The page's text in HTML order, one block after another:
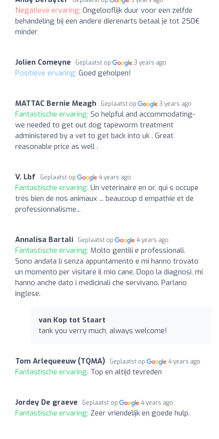
Negatieve ervaring: Ongelooflijk duur voor een zelfde
behandeling bij een andere dierenarts betaal je tot 250€
minder
Jolien Comeyne Geplaatst op 3 years ago
Positieve ervaring: Goed geholpen!
MATTAC Bernie Meagh Geplaatst op 3 years ago
Fantastische ervaring: So helpful and accommodating-
we needed to get out dog tapeworm treatment
administered by a vet to get back into uk . Great
reasonable price as well .
V. Lbf Geplaatst op 4 years ago
Fantastische ervaring: Un vétérinaire en or, qui s occupe
très bien de nos animaux ... beaucoup d empathie et de
professionnalisme...
Annalisa Bartali Geplaatst op 4 years ago
Fantastische ervaring: Molto gentili e professionali.
Sono andata lì senza appuntamento e mi hanno trovato
un momento per visitare il mio cane. Dopo la diagnosi, mi
hanno anche dato i medicinali che servivano. Parlano
inglese.
van Kop tot Staart
tank you verry much, always welcome!
Tom Arlequeeuw (TQMA) Geplaatst op 4 years ago
Fantastische ervaring: Top en altijd tevreden
Jordey De graeve Geplaatst op 4 years ago
Fantastische ervaring: Zeer vriendelijk en goede hulp.